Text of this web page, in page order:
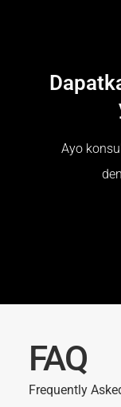
Ayo
FAQ
Frequently